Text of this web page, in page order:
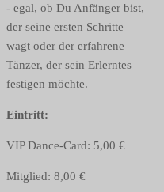
- egal, ob Du Anfänger bist,
der seine ersten Schritte
wagt oder der erfahrene
Tänzer, der sein Erlerntes
festigen möchte.
Eintritt:
VIP Dance-Card: 5,00 €
Mitglied: 8,00 €